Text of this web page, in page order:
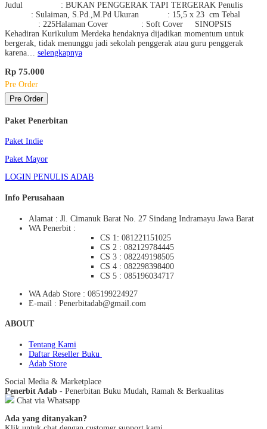
Judul : BUKAN PENGGERAK TAPI TERGERAK Penulis
: Sulaiman, S.Pd.,M.Pd Ukuran : 15,5 x 23 cm Tebal
: 225Halaman Cover : Soft Cover SINOPSIS
Kehadiran Kurikulum Merdeka hendaknya dijadikan momentum untuk
bergerak, tidak menunggu jadi sekolah penggerak atau guru penggerak
karena… selengkapnya
Rp 75.000
Pre Order
Pre Order
Paket Penerbitan
Paket Indie
Paket Mayor
LOGIN PENULIS ADAB
Info Perusahaan
Alamat : Jl. Cimanuk Barat No. 27 Sindang Indramayu Jawa Barat
WA Penerbit :
CS 1: 081221151025
CS 2 : 082129784445
CS 3 : 082249198505
CS 4 : 082298398400
CS 5 : 085196034717
WA Adab Store : 085199224927
E-mail : Penerbitadab@gmail.com
ABOUT
Tentang Kami
Daftar Reseller Buku
Adab Store
Social Media & Marketplace
Penerbit Adab - Penerbitan Buku Mudah, Ramah & Berkualitas
Chat via Whatsapp
Ada yang ditanyakan?